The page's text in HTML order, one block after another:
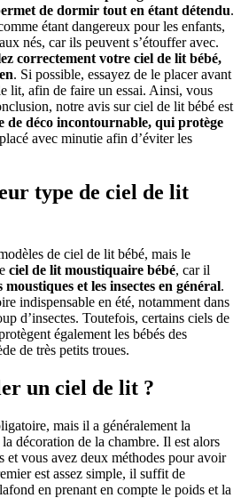
de dormir tout en étant détendu.
étant dangereux pour les enfants,
nés, car ils peuvent s’étouffer avec.
correctement votre ciel de lit bébé,
. Si possible, essayez de le placer avant
lit, afin de faire un essai. Ainsi, vous
notre avis sur ciel de lit bébé est
de déco incontournable, qui protège
avec minutie afin d’éviter les
type de ciel de lit
de ciel de lit bébé, mais le
ciel de lit moustiquaire bébé, car il
et les insectes en général.
indispensable en été, notamment dans
d’insectes. Toutefois, certains ciels de
également les bébés des
de très petits troues.
un ciel de lit ?
mais il a généralement la
décoration de la chambre. Il est alors
et vous avez deux méthodes pour avoir
est assez simple, il suffit de
en prenant en compte le poids et la